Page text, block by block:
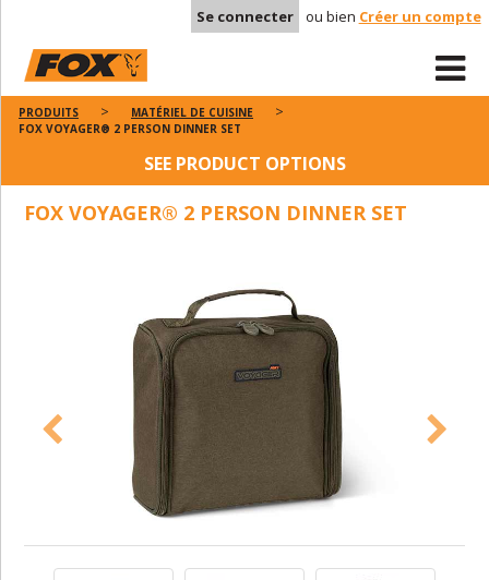
Se connecter ou bien Créer un compte
PRODUITS
MATÉRIEL DE CUISINE
FOX VOYAGER® 2 PERSON DINNER SET
SEE PRODUCT OPTIONS
FOX VOYAGER® 2 PERSON DINNER SET